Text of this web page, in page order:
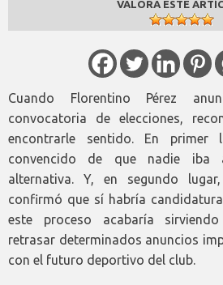
VALORA ESTE
Cuando Florentino Pérez
convocatoria de elecciones,
encontrarle sentido. En primer
convencido de que nadie iba
alternativa. Y, en segundo
confirmó que sí habría
este proceso acabaría
retrasar determinados anuncios
con el futuro deportivo del club.